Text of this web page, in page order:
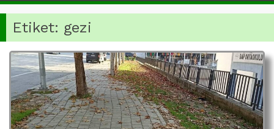
Etiket: gezi